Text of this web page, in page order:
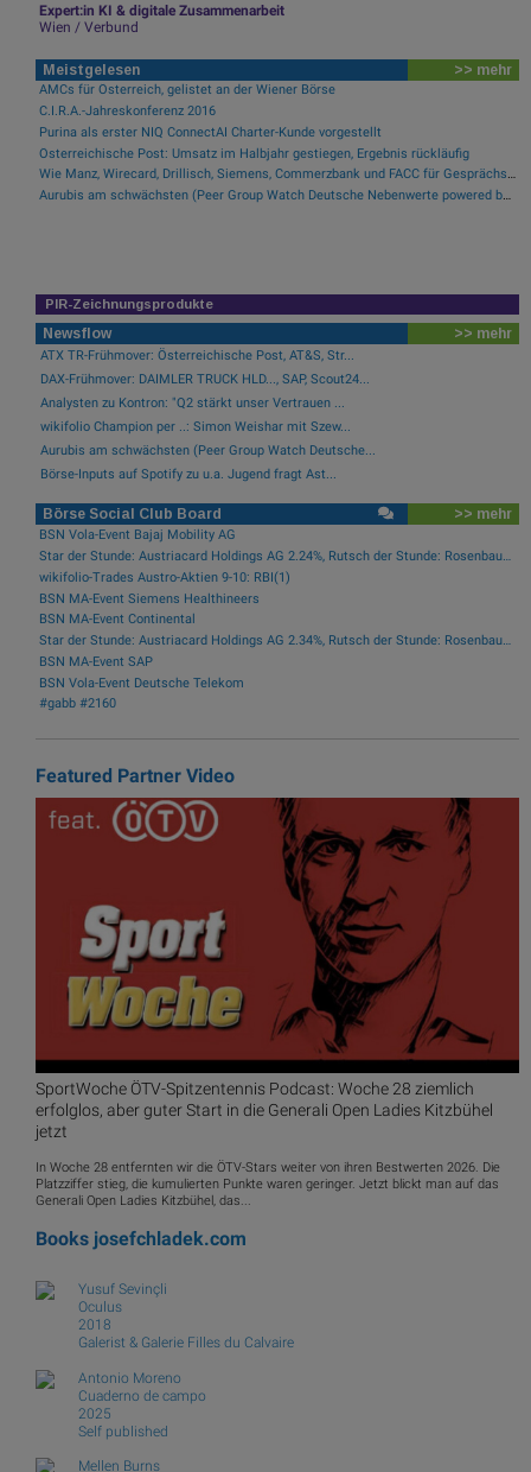
Expert:in KI & digitale Zusammenarbeit
Wien / Verbund
Meistgelesen >> mehr
AMCs für Österreich, gelistet an der Wiener Börse
C.I.R.A.-Jahreskonferenz 2016
Purina als erster NIQ ConnectAI Charter-Kunde vorgestellt
Österreichische Post: Umsatz im Halbjahr gestiegen, Ergebnis rückläufig
Wie Manz, Wirecard, Drillisch, Siemens, Commerzbank und FACC für Gesprächsstoff sorgten
Aurubis am schwächsten (Peer Group Watch Deutsche Nebenwerte powered by Erste Group)
PIR-Zeichnungsprodukte
Newsflow >> mehr
ATX TR-Frühmover: Österreichische Post, AT&S, Str...
DAX-Frühmover: DAIMLER TRUCK HLD..., SAP, Scout24...
Analysten zu Kontron: "Q2 stärkt unser Vertrauen ...
wikifolio Champion per ..: Simon Weishar mit Szew...
Aurubis am schwächsten (Peer Group Watch Deutsche...
Börse-Inputs auf Spotify zu u.a. Jugend fragt Ast...
Börse Social Club Board >> mehr
BSN Vola-Event Bajaj Mobility AG
Star der Stunde: Austriacard Holdings AG 2.24%, Rutsch der Stunde: Rosenbauer -5.39%
wikifolio-Trades Austro-Aktien 9-10: RBI(1)
BSN MA-Event Siemens Healthineers
BSN MA-Event Continental
Star der Stunde: Austriacard Holdings AG 2.34%, Rutsch der Stunde: Rosenbauer -1.95%
BSN MA-Event SAP
BSN Vola-Event Deutsche Telekom
#gabb #2160
Featured Partner Video
SportWoche ÖTV-Spitzentennis Podcast: Woche 28 ziemlich
erfolglos, aber guter Start in die Generali Open Ladies Kitzbühel
jetzt
In Woche 28 entfernten wir die ÖTV-Stars weiter von ihren Bestwerten 2026. Die
Platzziffer stieg, die kumulierten Punkte waren geringer. Jetzt blickt man auf das
Generali Open Ladies Kitzbühel, das...
Books josefchladek.com
Yusuf Sevinçli
Oculus
2018
Galerist & Galerie Filles du Calvaire
Antonio Moreno
Cuaderno de campo
2025
Self published
Mellen Burns